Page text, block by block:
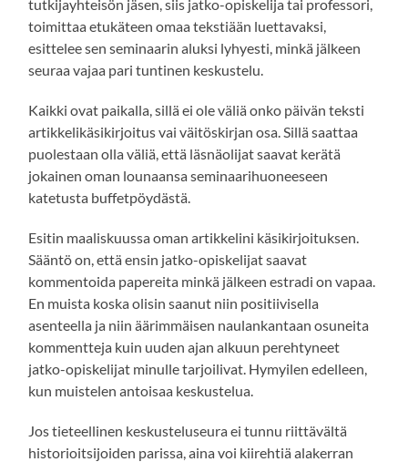
tutkijayhteisön jäsen, siis jatko-opiskelija tai professori,
toimittaa etukäteen omaa tekstiään luettavaksi,
esittelee sen seminaarin aluksi lyhyesti, minkä jälkeen
seuraa vajaa pari tuntinen keskustelu.
Kaikki ovat paikalla, sillä ei ole väliä onko päivän teksti
artikkelikäsikirjoitus vai väitöskirjan osa. Sillä saattaa
puolestaan olla väliä, että läsnäolijat saavat kerätä
jokainen oman lounaansa seminaarihuoneeseen
katetusta buffetpöydästä.
Esitin maaliskuussa oman artikkelini käsikirjoituksen.
Sääntö on, että ensin jatko-opiskelijat saavat
kommentoida papereita minkä jälkeen estradi on vapaa.
En muista koska olisin saanut niin positiivisella
asenteella ja niin äärimmäisen naulankantaan osuneita
kommentteja kuin uuden ajan alkuun perehtyneet
jatko-opiskelijat minulle tarjoilivat. Hymyilen edelleen,
kun muistelen antoisaa keskustelua.
Jos tieteellinen keskusteluseura ei tunnu riittävältä
historioitsijoiden parissa, aina voi kiirehtiä alakerran